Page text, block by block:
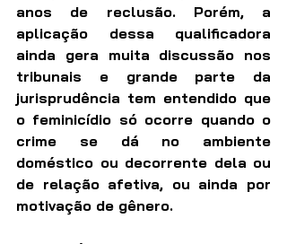
anos de reclusão. Porém, a
aplicação dessa qualificadora
ainda gera muita discussão nos
tribunais e grande parte da
jurisprudência tem entendido que
o feminicídio só ocorre quando o
crime se dá no ambiente
doméstico ou decorrente dela ou
de relação afetiva, ou ainda por
motivação de gênero.